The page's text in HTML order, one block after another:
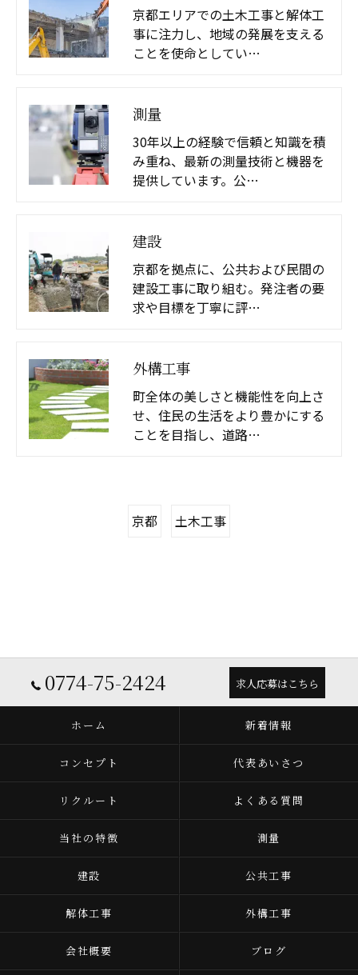
京都エリアでの土木工事と解体工
事に注力し、地域の発展を支える
ことを使命としてい…
測量
30年以上の経験で信頼と知識を積
み重ね、最新の測量技術と機器を
提供しています。公…
建設
京都を拠点に、公共および民間の
建設工事に取り組む。発注者の要
求や目標を丁寧に評…
外構工事
町全体の美しさと機能性を向上さ
せ、住民の生活をより豊かにする
ことを目指し、道路…
京都 土木工事
0774-75-2424 求人応募はこちら
ホーム 新着情報
コンセプト 代表あいさつ
リクルート よくある質問
当社の特徴 測量
建設 公共工事
解体工事 外構工事
会社概要 ブログ